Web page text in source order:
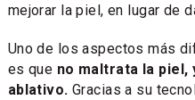
mejorar la piel, en lugar de
Uno de los aspectos más
es que no maltrata la piel,
ablativo. Gracias a su